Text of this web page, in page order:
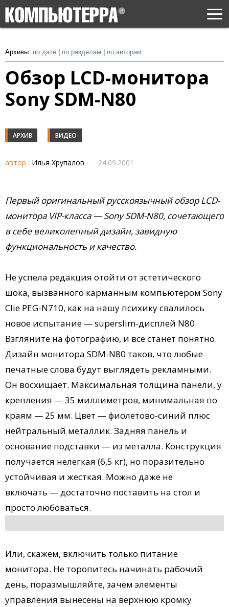
Архивы: по дате по разделам по авторам
Обзор LCD-монитора
Sony SDM-N80
АРХИВ ВИДЕО
автор : Илья Хрупалов 24.09.2001
Первый оригинальный русскоязычный обзор LCD-
монитора VIP-класса — Sony SDM-N80, сочетающего
в себе великолепный дизайн, завидную
функциональность и качество.
Не успела редакция отойти от эстетического
шока, вызванного карманным компьютером Sony
Clie PEG-N710, как на нашу психику свалилось
новое испытание — superslim-дисплей N80.
Взгляните на фотографию, и все станет понятно.
Дизайн монитора SDM-N80 таков, что любые
печатные слова будут выглядеть рекламными.
Он восхищает. Максимальная толщина панели, у
крепления — 35 миллиметров, минимальная по
краям — 25 мм. Цвет — фиолетово-синий плюс
нейтральный металлик. Задняя панель и
основание подставки — из металла. Конструкция
получается нелегкая (6,5 кг), но поразительно
устойчивая и жесткая. Можно даже не
включать — достаточно поставить на стол и
просто любоваться.
Или, скажем, включить только питание
монитора. Не торопитесь начинать рабочий
день, поразмышляйте, зачем элементы
управления вынесены на верхнюю кромку